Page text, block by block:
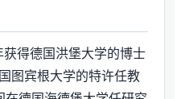
得德国洪堡大学的博士
图宾根大学的特许任教